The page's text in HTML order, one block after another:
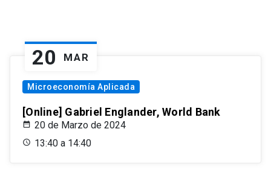
20 MAR
Microeconomía Aplicada
[Online] Gabriel Englander, World Bank
20 de Marzo de 2024
13:40 a 14:40